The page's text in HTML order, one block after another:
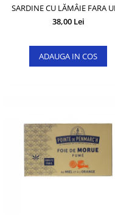
SARDINE CU LĂMÂIE FARA
38,00 Lei
ADAUGA IN COS